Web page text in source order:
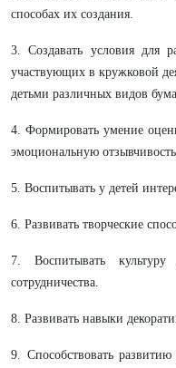
способах их создания.
3. Создавать условия для
участвующих в кружковой
детьми различных видов
4. Формировать умение
эмоциональную
5. Воспитывать у детей
6. Развивать творческие
7. Воспитывать культуру
сотрудничества.
8. Развивать навыки
9. Способствовать